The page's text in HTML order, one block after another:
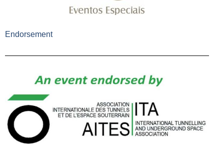
Endorsement